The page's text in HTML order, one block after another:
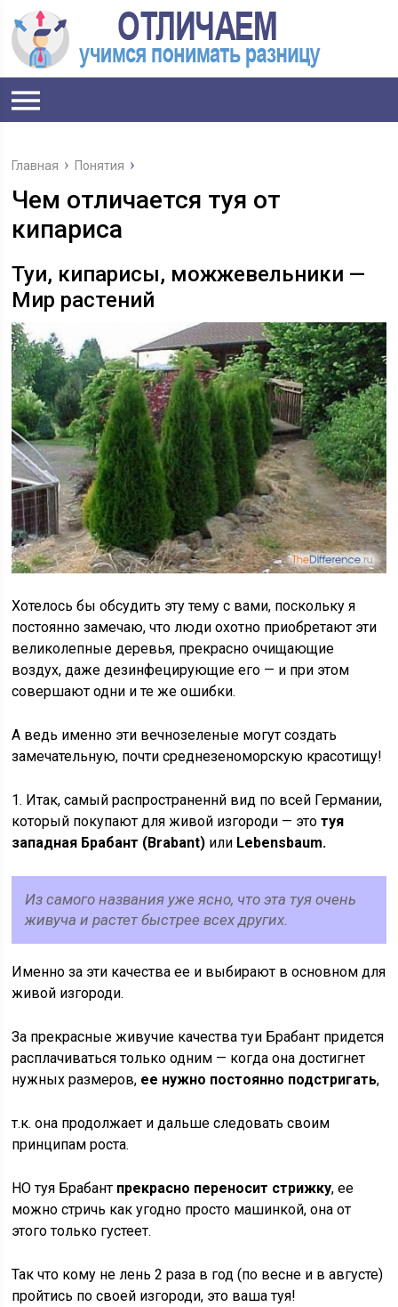
Главная Понятия
Чем отличается туя от
кипариса
Туи, кипарисы, можжевельники —
Мир растений
Хотелось бы обсудить эту тему с вами, поскольку я
постоянно замечаю, что люди охотно приобретают эти
великолепные деревья, прекрасно очищающие
воздух, даже дезинфецирующие его — и при этом
совершают одни и те же ошибки.
А ведь именно эти вечнозеленые могут создать
замечательную, почти среднезеноморскую красотищу!
1. Итак, самый распространеннй вид по всей Германии,
который покупают для живой изгороди — этотуя
западная Брабант (Brabant) или Lebensbaum.
Из самого названия уже ясно, что эта туя очень
живуча и растет быстрее всех других.
Именно за эти качества ее и выбирают в основном для
живой изгороди.
За прекрасные живучие качества туи Брабант придется
расплачиваться только одним — когда она достигнет
нужных размеров, ее нужно постоянно подстригать,
т.к. она продолжает и дальше следовать своим
принципам роста.
НО туя Брабант прекрасно переносит стрижку, ее
можно стричь как угодно просто машинкой, она от
этого только густеет.
Так что кому не лень 2 раза в год (по весне и в августе)
пройтись по своей изгороди, это ваша туя!